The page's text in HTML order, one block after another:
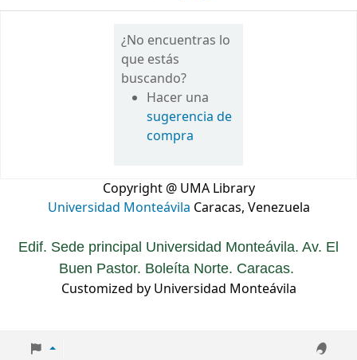
¿No encuentras lo
que estás
buscando?
Hacer una
sugerencia de
compra
Copyright @ UMA Library
Universidad Monteávila Caracas, Venezuela
Edif. Sede principal Universidad Monteávila. Av. El
Buen Pastor. Boleíta Norte. Caracas.
Customized by Universidad Monteávila